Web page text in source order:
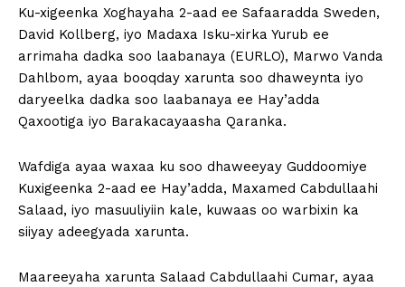
Ku-xigeenka Xoghayaha 2-aad ee Safaaradda Sweden,
David Kollberg, iyo Madaxa Isku-xirka Yurub ee
arrimaha dadka soo laabanaya (EURLO), Marwo Vanda
Dahlbom, ayaa booqday xarunta soo dhaweynta iyo
daryeelka dadka soo laabanaya ee Hay’adda
Qaxootiga iyo Barakacayaasha Qaranka.
Wafdiga ayaa waxaa ku soo dhaweeyay Guddoomiye
Kuxigeenka 2-aad ee Hay’adda, Maxamed Cabdullaahi
Salaad, iyo masuuliyiin kale, kuwaas oo warbixin ka
siiyay adeegyada xarunta.
Maareeyaha xarunta Salaad Cabdullaahi Cumar, ayaa